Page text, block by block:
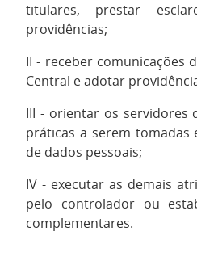
titulares, prestar
providências;
II - receber comunicações
Central e adotar
III - orientar os servidores
práticas a serem tomadas
de dados pessoais;
IV - executar as demais
pelo controlador ou
complementares.